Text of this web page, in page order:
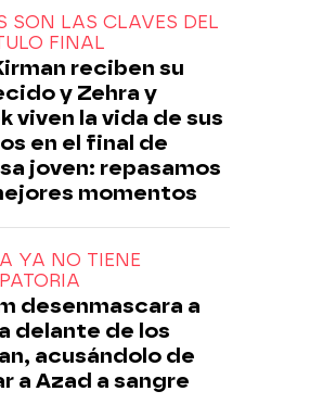
SON LAS CLAVES DEL
FINAL
reciben su
y Zehra y
viven la vida de sus
en el final de
joven: repasamos
momentos
YA NO TIENE
desenmascara a
delante de los
acusándolo de
a Azad a sangre